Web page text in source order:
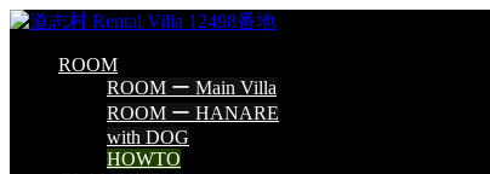
ROOM
ROOM ー Main Villa
ROOM ー HANARE
with DOG
HOWTO